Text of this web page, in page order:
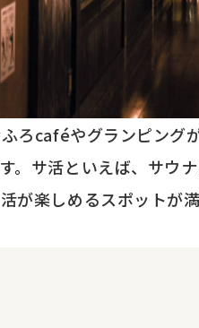
ろcaféやグランピング
。サ活といえば、サウ
が楽しめるスポットが